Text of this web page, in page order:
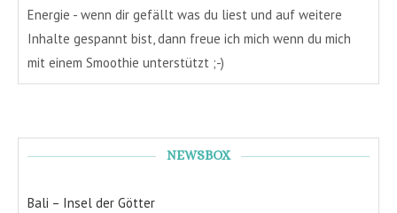
Energie - wenn dir gefällt was du liest und auf weitere
Inhalte gespannt bist, dann freue ich mich wenn du mich
mit einem Smoothie unterstützt ;-)
NEWSBOX
Bali – Insel der Götter